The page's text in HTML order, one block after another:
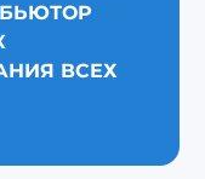
ВСЕХ